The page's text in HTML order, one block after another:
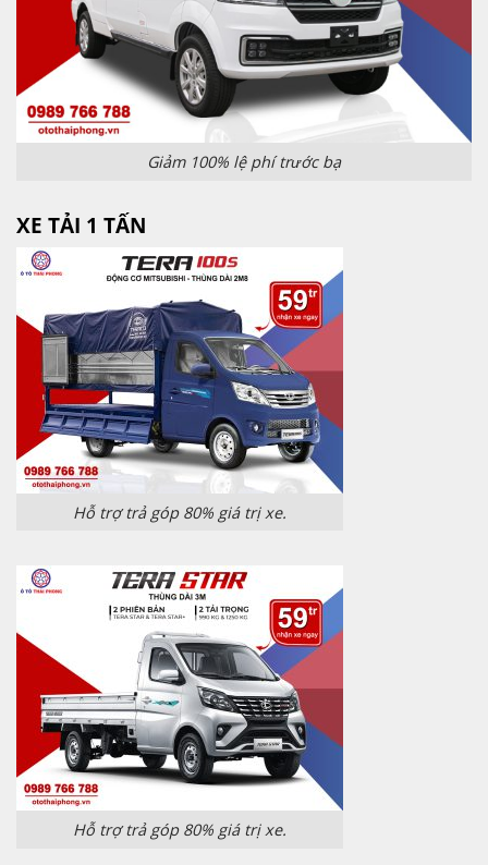
Giảm 100% lệ phí trước bạ
XE TẢI 1 TẤN
Hỗ trợ trả góp 80% giá trị xe.
Hỗ trợ trả góp 80% giá trị xe.